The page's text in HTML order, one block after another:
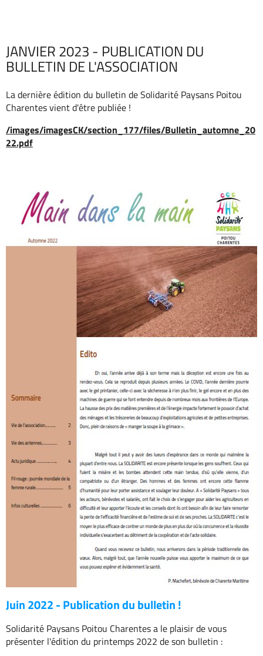
JANVIER 2023 - PUBLICATION DU
BULLETIN DE L'ASSOCIATION
La dernière édition du bulletin de Solidarité Paysans Poitou
Charentes vient d'être publiée !
/images/imagesCK/section_177/files/Bulletin_automne_20
22.pdf
Juin 2022 - Publication du bulletin !
Solidarité Paysans Poitou Charentes a le plaisir de vous
présenter l'édition du printemps 2022 de son bulletin :